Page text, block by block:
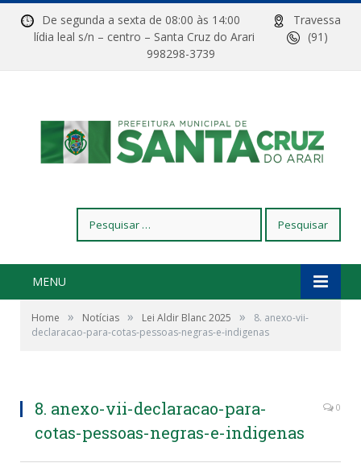
De segunda a sexta de 08:00 às 14:00
Travessa
lídia leal s/n – centro – Santa Cruz do Arari
(91)
998298-3739
por:
MENU
Home » Notícias » Lei Aldir Blanc 2025 »
8. anexo-vii-
declaracao-para-cotas-pessoas-negras-e-indigenas
8. anexo-vii-declaracao-para-
cotas-pessoas-negras-e-indigenas
0